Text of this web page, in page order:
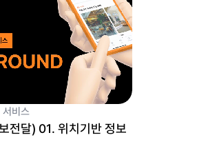
서비스
전달) 01. 위치기반 정보